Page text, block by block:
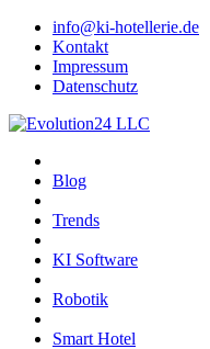
info@ki-hotellerie.de
Kontakt
Impressum
Datenschutz
Blog
Trends
KI Software
Robotik
Smart Hotel